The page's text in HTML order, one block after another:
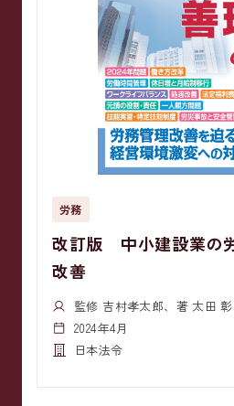
労務
改訂版 中小建設業の
改善
監修 吉村孝太郎、著 太田
2024年4月
日本法令